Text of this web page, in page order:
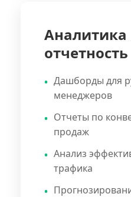
Аналитика
отчетность
Дашборды для
менеджеров
Отчеты по
продаж
Анализ
трафика